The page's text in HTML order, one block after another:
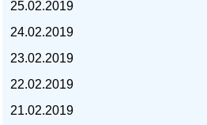
25.02.2019
24.02.2019
23.02.2019
22.02.2019
21.02.2019